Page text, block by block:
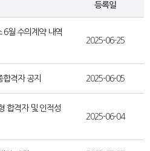
등록일
6월 수의계약 내역
2025-06-25
합격자 공지 2025-06-05
합격자 및 인적성
2025-06-04